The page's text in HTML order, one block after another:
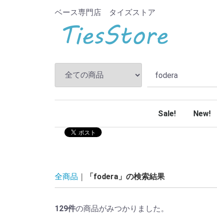
ベース専門店 タイズストア
Sale! New!
全商品 「fodera」の検索結果
129件の商品がみつかりました。